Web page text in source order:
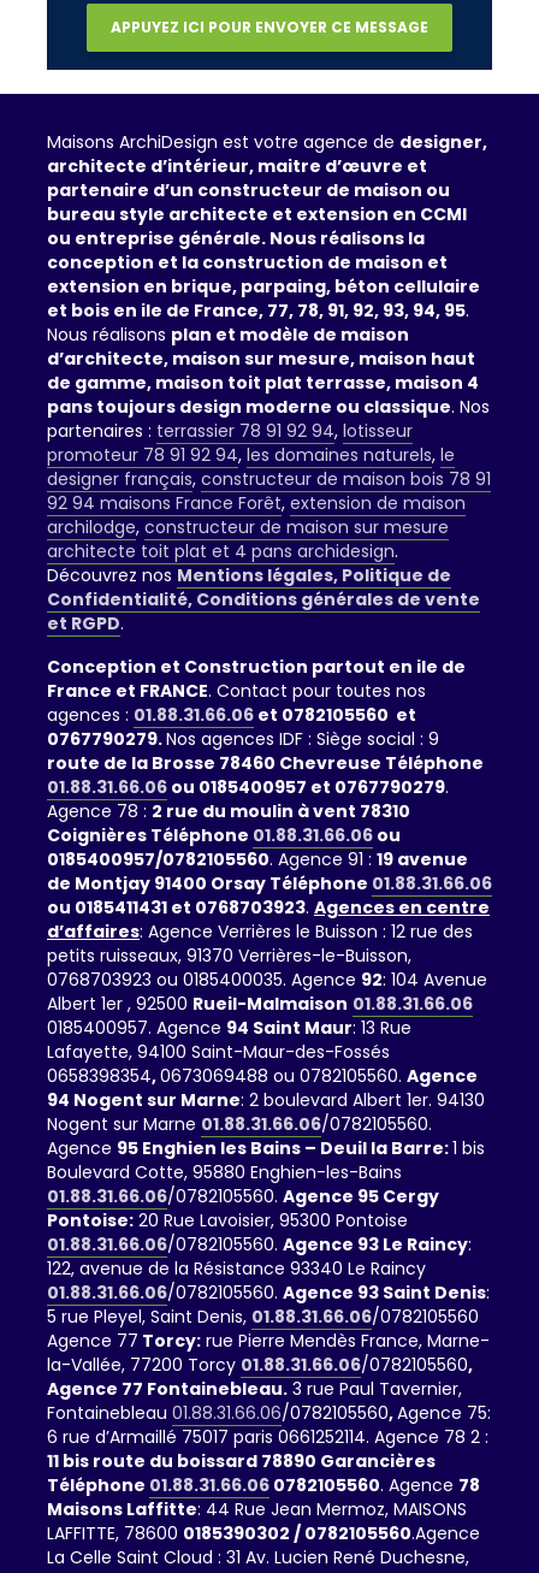
Maisons ArchiDesign est votre agence de designer,
architecte d’intérieur, maitre d’œuvre et
partenaire d’un constructeur de maison ou
bureau style architecte et extension en CCMI
ou entreprise générale. Nous réalisons la
conception et la construction de maison et
extension en brique, parpaing, béton cellulaire
et bois en ile de France, 77, 78, 91, 92, 93, 94, 95.
Nous réalisons plan et modèle de maison
d’architecte, maison sur mesure, maison haut
de gamme, maison toit plat terrasse, maison 4
pans toujours design moderne ou classique. Nos
partenaires : terrassier 78 91 92 94, lotisseur
promoteur 78 91 92 94, les domaines naturels, le
designer français, constructeur de maison bois 78 91
92 94 maisons France Forêt, extension de maison
archilodge, constructeur de maison sur mesure
architecte toit plat et 4 pans archidesign.
Découvrez nos Mentions légales, Politique de
Confidentialité, Conditions générales de vente
et RGPD.
Conception et Construction partout en ile de
France et FRANCE. Contact pour toutes nos
agences : 01.88.31.66.06 et 0782105560 et
0767790279.Nos agences IDF : Siège social : 9
route de la Brosse 78460 Chevreuse Téléphone
01.88.31.66.06 ou 0185400957 et 0767790279.
Agence 78 : 2 rue du moulin à vent 78310
Coignières Téléphone 01.88.31.66.06 ou
0185400957/0782105560. Agence 91 : 19 avenue
de Montjay 91400 Orsay Téléphone 01.88.31.66.06
ou 0185411431 et 0768703923. Agences en centre
d’affaires: Agence Verrières le Buisson : 12 rue des
petits ruisseaux, 91370 Verrières-le-Buisson,
0768703923 ou 0185400035. Agence 92: 104 Avenue
Albert 1er , 92500 Rueil-Malmaison 01.88.31.66.06
0185400957. Agence 94 Saint Maur: 13 Rue
Lafayette, 94100 Saint-Maur-des-Fossés
0658398354,0673069488 ou 0782105560. Agence
94 Nogent sur Marne: 2 boulevard Albert 1er. 94130
Nogent sur Marne 01.88.31.66.06/0782105560.
Agence 95 Enghien les Bains – Deuil la Barre:1 bis
Boulevard Cotte, 95880 Enghien-les-Bains
01.88.31.66.06/0782105560. Agence 95 Cergy
Pontoise: 20 Rue Lavoisier, 95300 Pontoise
01.88.31.66.06/0782105560. Agence 93 Le Raincy:
122, avenue de la Résistance 93340 Le Raincy
01.88.31.66.06/0782105560. Agence 93 Saint Denis:
5 rue Pleyel, Saint Denis, 01.88.31.66.06/0782105560
Agence 77 Torcy: rue Pierre Mendès France, Marne-
la-Vallée, 77200 Torcy 01.88.31.66.06/0782105560,
Agence 77 Fontainebleau. 3 rue Paul Tavernier,
Fontainebleau 01.88.31.66.06/0782105560,Agence 75:
6 rue d’Armaillé 75017 paris 0661252114. Agence 78 2 :
11 bis route du boissard 78890 Garancières
Téléphone 01.88.31.66.06 0782105560. Agence 78
Maisons Laffitte: 44 Rue Jean Mermoz, MAISONS
LAFFITTE, 78600 0185390302 / 0782105560.Agence
La Celle Saint Cloud : 31 Av. Lucien René Duchesne,